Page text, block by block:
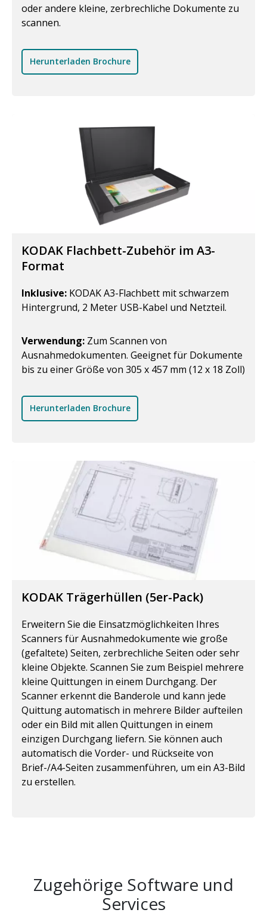
oder andere kleine, zerbrechliche Dokumente zu
scannen.
Herunterladen Brochure
KODAK Flachbett-Zubehör im A3-
Format
Inklusive: KODAK A3-Flachbett mit schwarzem
Hintergrund, 2 Meter USB-Kabel und Netzteil.
Verwendung: Zum Scannen von
Ausnahmedokumenten. Geeignet für Dokumente
bis zu einer Größe von 305 x 457 mm (12 x 18 Zoll)
Herunterladen Brochure
KODAK Trägerhüllen (5er-Pack)
Erweitern Sie die Einsatzmöglichkeiten Ihres
Scanners für Ausnahmedokumente wie große
(gefaltete) Seiten, zerbrechliche Seiten oder sehr
kleine Objekte. Scannen Sie zum Beispiel mehrere
kleine Quittungen in einem Durchgang. Der
Scanner erkennt die Banderole und kann jede
Quittung automatisch in mehrere Bilder aufteilen
oder ein Bild mit allen Quittungen in einem
einzigen Durchgang liefern. Sie können auch
automatisch die Vorder- und Rückseite von
Brief-/A4-Seiten zusammenführen, um ein A3-Bild
zu erstellen.
Zugehörige Software und
Services